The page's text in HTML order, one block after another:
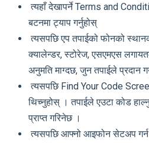
त्यहाँ देखापर्ने Terms and
बटनमा ट्याप गर्नुहोस्
त्यसपछि एप तपाईको फोनको
क्यालेन्डर, स्टोरेज, एसएमएस
अनुमति माग्दछ, जुन तपाईले प्रदान
त्यसपछि Find Your Code
थिच्नुहोस् । तपाईले एउटा कोड
प्राप्त गरिनेछ ।
त्यसपछि आफ्नो आइफोन सेटअप